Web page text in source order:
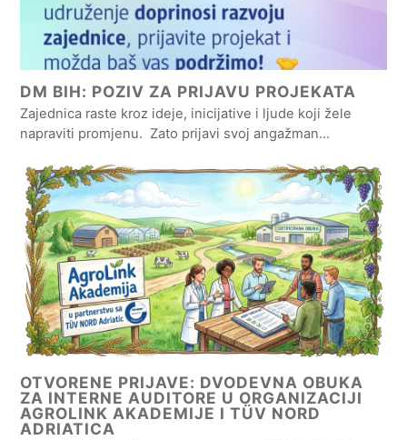
DM BIH: POZIV ZA PRIJAVU PROJEKATA
Zajednica raste kroz ideje, inicijative i ljude koji žele
napraviti promjenu. Zato prijavi svoj angažman…
OTVORENE PRIJAVE: DVODEVNA OBUKA
ZA INTERNE AUDITORE U ORGANIZACIJI
AGROLINK AKADEMIJE I TÜV NORD
ADRIATICA